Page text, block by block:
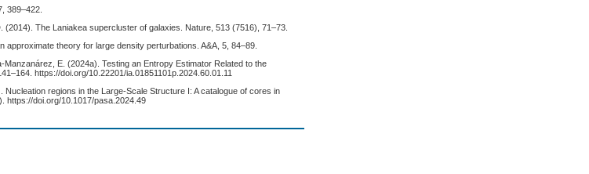
389–422.
(2014). The Laniakea supercluster of galaxies. Nature, 513 (7516), 71–73.
approximate theory for large density perturbations. A&A, 5, 84–89.
E. (2024a). Testing an Entropy Estimator Related to the
https://doi.org/10.22201/ia.01851101p.2024.60.01.11
regions in the Large-Scale Structure I: A catalogue of cores in
https://doi.org/10.1017/pasa.2024.49